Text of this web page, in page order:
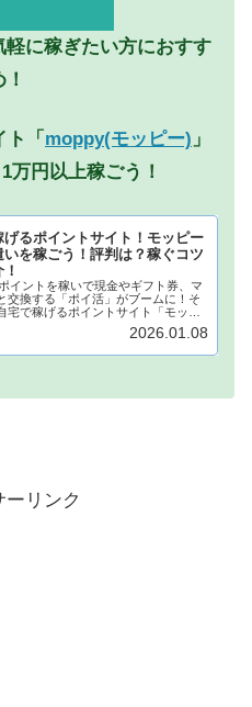
に稼ぎたい方におすす
「 moppy(モッピー) 」
万円以上稼ごう！
げるポイントサイト！モッピー
いを稼ごう！評判は？稼ぐコツ
イントを稼いで現金やギフト券、マ
交換する「ポイ活」がブームに！そ
宅で稼げるポイントサイト「モッピ
されています！モッピーに登録し、
ントを稼げば、あなたも月1万円稼ぐ
2026.01.08
ーリンク